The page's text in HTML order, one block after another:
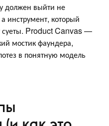
должен выйти не
инструмент, который
суеты. Product Canvas —
мостик фаундера,
в понятную модель